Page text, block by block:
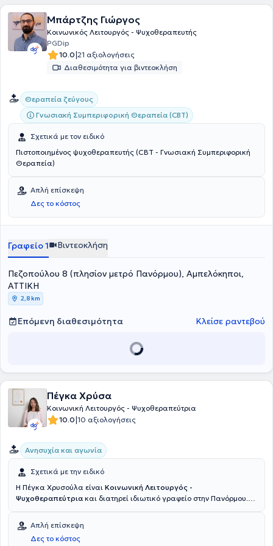
Μπάρτζης Γιώργος
Κοινωνικός Λειτουργός - Ψυχοθεραπευτής
PGDip
10.0|21 αξιολογήσεις
Διαθεσιμότητα για βιντεοκλήση
Θεραπεία ζεύγους
Γνωσιακή Συμπεριφορική Θεραπεία (CBT)
Σχετικά με τον ειδικό
Πιστοποιημένος ψυχοθεραπευτής (CBT - Γνωσιακή Συμπεριφορική
Θεραπεία)
Απλή επίσκεψη
Δες το κόστος
Γραφείο 1 Βιντεοκλήση
Πεζοπούλου 8 (πλησίον μετρό Πανόρμου), Αμπελόκηποι,
ΑΤΤΙΚΗ
2,8 km
Επόμενη διαθεσιμότητα Κλείσε ραντεβού
Πέγκα Χρύσα
Κοινωνική Λειτουργός - Ψυχοθεραπεύτρια
10.0|10 αξιολογήσεις
Ανησυχία και αγωνία
Σχετικά με την ειδικό
Η Πέγκα Χρυσούλα είναι Κοινωνική Λειτουργός -
Ψυχοθεραπεύτρια και διατηρεί ιδιωτικό γραφείο στην Πανόρμου.
εκπαιδευμένη στη Συστημική Ψυχοθεραπεία μέσω του Εργαστηρίου
Διερεύνησης Ανθρωπίνων Σχέσεων. Έχει εργαστεί σε ποικίλα
πλαίσια ψυχικής υγείας, όπως η ΑΜΚΕ ΑΙΓΕΑΣ και το Ερευνητικό
Απλή επίσκεψη
Δες το κόστος